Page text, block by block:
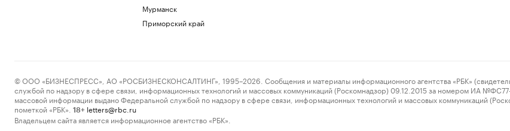
Мурманск
Приморский край
© ООО «БИЗНЕСПРЕСС», АО «РОСБИЗНЕСКОНСАЛТИНГ», 1995–2026. Сообщения и материалы информационного агентства «РБК»
службой по надзору в сфере связи, информационных технологий и массовых коммуникаций (Роскомнадзор) 09.12.2015 за номером ИА
массовой информации выдано Федеральной службой по надзору в сфере связи, информационных технологий и массовых коммуникаций
пометкой «РБК».
18+ letters@rbc.ru
Владельцем сайта является информационное агентство «РБК».